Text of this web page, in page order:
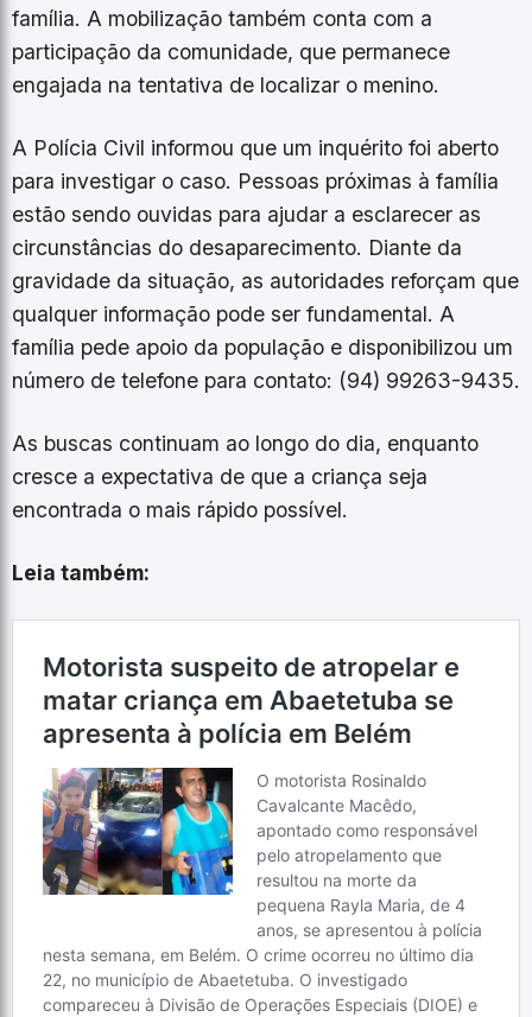
família. A mobilização também conta com a
participação da comunidade, que permanece
engajada na tentativa de localizar o menino.
A Polícia Civil informou que um inquérito foi aberto
para investigar o caso. Pessoas próximas à família
estão sendo ouvidas para ajudar a esclarecer as
circunstâncias do desaparecimento. Diante da
gravidade da situação, as autoridades reforçam que
qualquer informação pode ser fundamental. A
família pede apoio da população e disponibilizou um
número de telefone para contato: (94) 99263-9435.
As buscas continuam ao longo do dia, enquanto
cresce a expectativa de que a criança seja
encontrada o mais rápido possível.
Leia também: